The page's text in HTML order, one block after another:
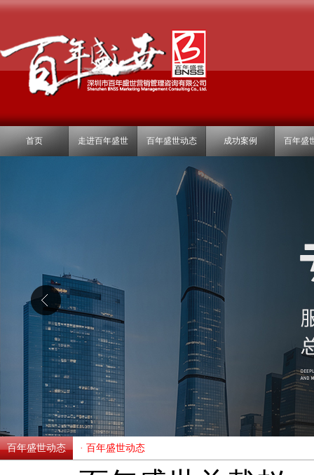
首页 走进百年盛世 百年盛世动态 成功案例 百年盛
百年盛世动态 · 百年盛世动态